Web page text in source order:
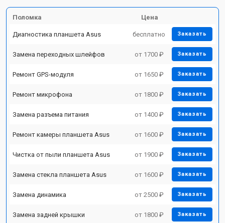
Поломка Цена
Диагностика планшета Asus бесплатно Заказать
Замена переходных шлейфов от 1700 ₽ Заказать
Ремонт GPS-модуля от 1650 ₽ Заказать
Ремонт микрофона от 1800 ₽ Заказать
Замена разъема питания от 1400 ₽ Заказать
Ремонт камеры планшета Asus от 1600 ₽ Заказать
Чистка от пыли планшета Asus от 1900 ₽ Заказать
Замена стекла планшета Asus от 1600 ₽ Заказать
Замена динамика от 2500 ₽ Заказать
Замена задней крышки от 1800 ₽ Заказать